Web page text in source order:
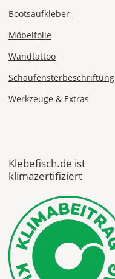
ab 7,98
ab 5,99 EUR*
Express
Mi., 12.08.
ab 24,98
Produktionsaufschlag
ab 9,99 EUR*
Versandkosten 14,99
Abhängig
Bootsaufkleber
Möbelfolie
Wandtattoo
Schaufensterbeschriftung
Werkzeuge & Extras
Klebefisch.de ist
klimazertifiziert